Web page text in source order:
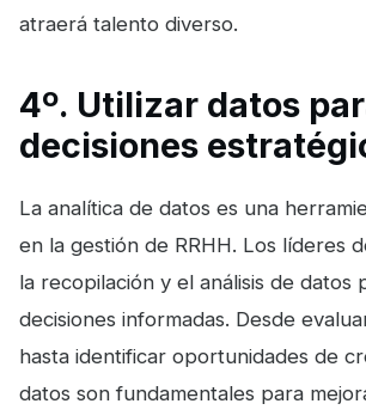
atraerá talento diverso.
4º. Utilizar datos
decisiones
La analítica de datos es una
en la gestión de RRHH. Los líderes
la recopilación y el análisis de datos
decisiones informadas. Desde
hasta identificar oportunidades de
datos son fundamentales para